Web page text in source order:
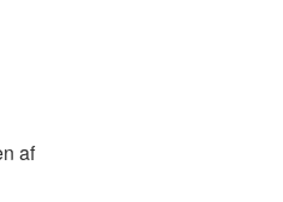
af